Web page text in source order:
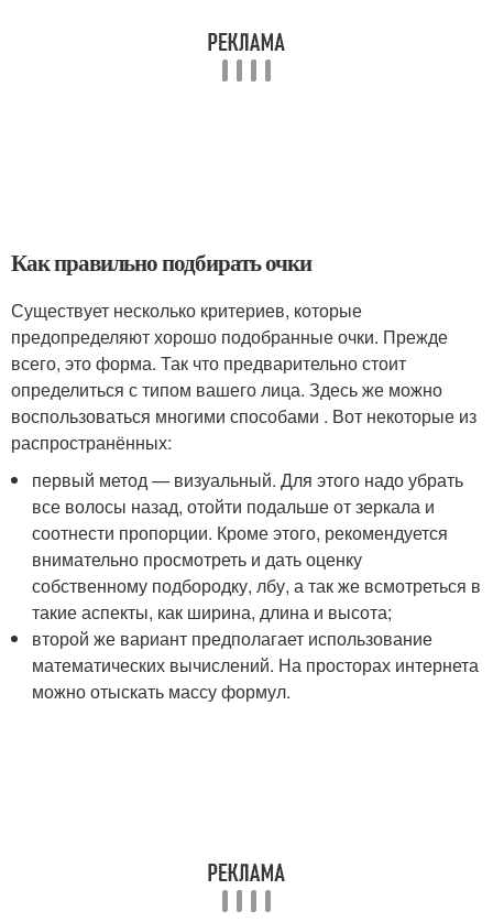
Как правильно подбирать очки
Существует несколько критериев, которые
предопределяют хорошо подобранные очки. Прежде
всего, это форма. Так что предварительно стоит
определиться с типом вашего лица. Здесь же можно
воспользоваться многими способами . Вот некоторые из
распространённых:
первый метод — визуальный. Для этого надо убрать
все волосы назад, отойти подальше от зеркала и
соотнести пропорции. Кроме этого, рекомендуется
внимательно просмотреть и дать оценку
собственному подбородку, лбу, а так же всмотреться в
такие аспекты, как ширина, длина и высота;
второй же вариант предполагает использование
математических вычислений. На просторах интернета
можно отыскать массу формул.